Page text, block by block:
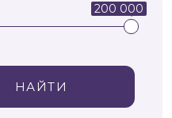
200 000
НАЙТИ